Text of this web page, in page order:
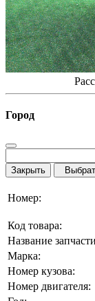
Город
Закрыть
Номер:
Код товара:
Название
Марка:
Номер кузова:
Номер двигателя: